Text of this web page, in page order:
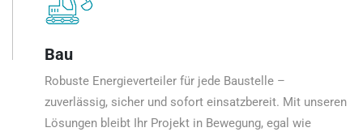
Bau
Robuste Energieverteiler für jede Baustelle –
zuverlässig, sicher und sofort einsatzbereit. Mit unseren
Lösungen bleibt Ihr Projekt in Bewegung, egal wie